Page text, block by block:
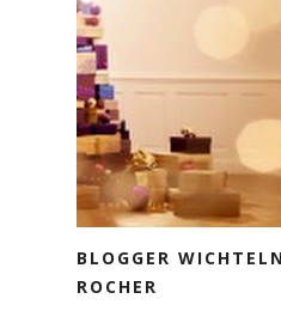
BLOGGER
ROCHER